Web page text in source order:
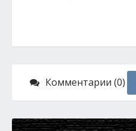
Комментарии (0)